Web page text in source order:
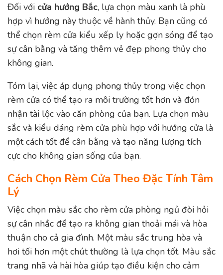
Đối với cửa hướng Bắc, lựa chọn màu xanh là phù
hợp vì hướng này thuộc về hành thủy. Bạn cũng có
thể chọn rèm cửa kiểu xếp ly hoặc gợn sóng để tạo
sự cân bằng và tăng thêm vẻ đẹp phong thủy cho
không gian.
Tóm lại, việc áp dụng phong thủy trong việc chọn
rèm cửa có thể tạo ra môi trường tốt hơn và đón
nhận tài lộc vào căn phòng của bạn. Lựa chọn màu
sắc và kiểu dáng rèm cửa phù hợp với hướng cửa là
một cách tốt để cân bằng và tạo năng lượng tích
cực cho không gian sống của bạn.
Cách Chọn Rèm Cửa Theo Đặc Tính Tâm
Lý
Việc chọn màu sắc cho rèm cửa phòng ngủ đòi hỏi
sự cân nhắc để tạo ra không gian thoải mái và hòa
thuận cho cả gia đình. Một màu sắc trung hòa và
hơi tối hơn một chút thường là lựa chọn tốt. Màu sắc
trang nhã và hài hòa giúp tạo điều kiện cho cảm